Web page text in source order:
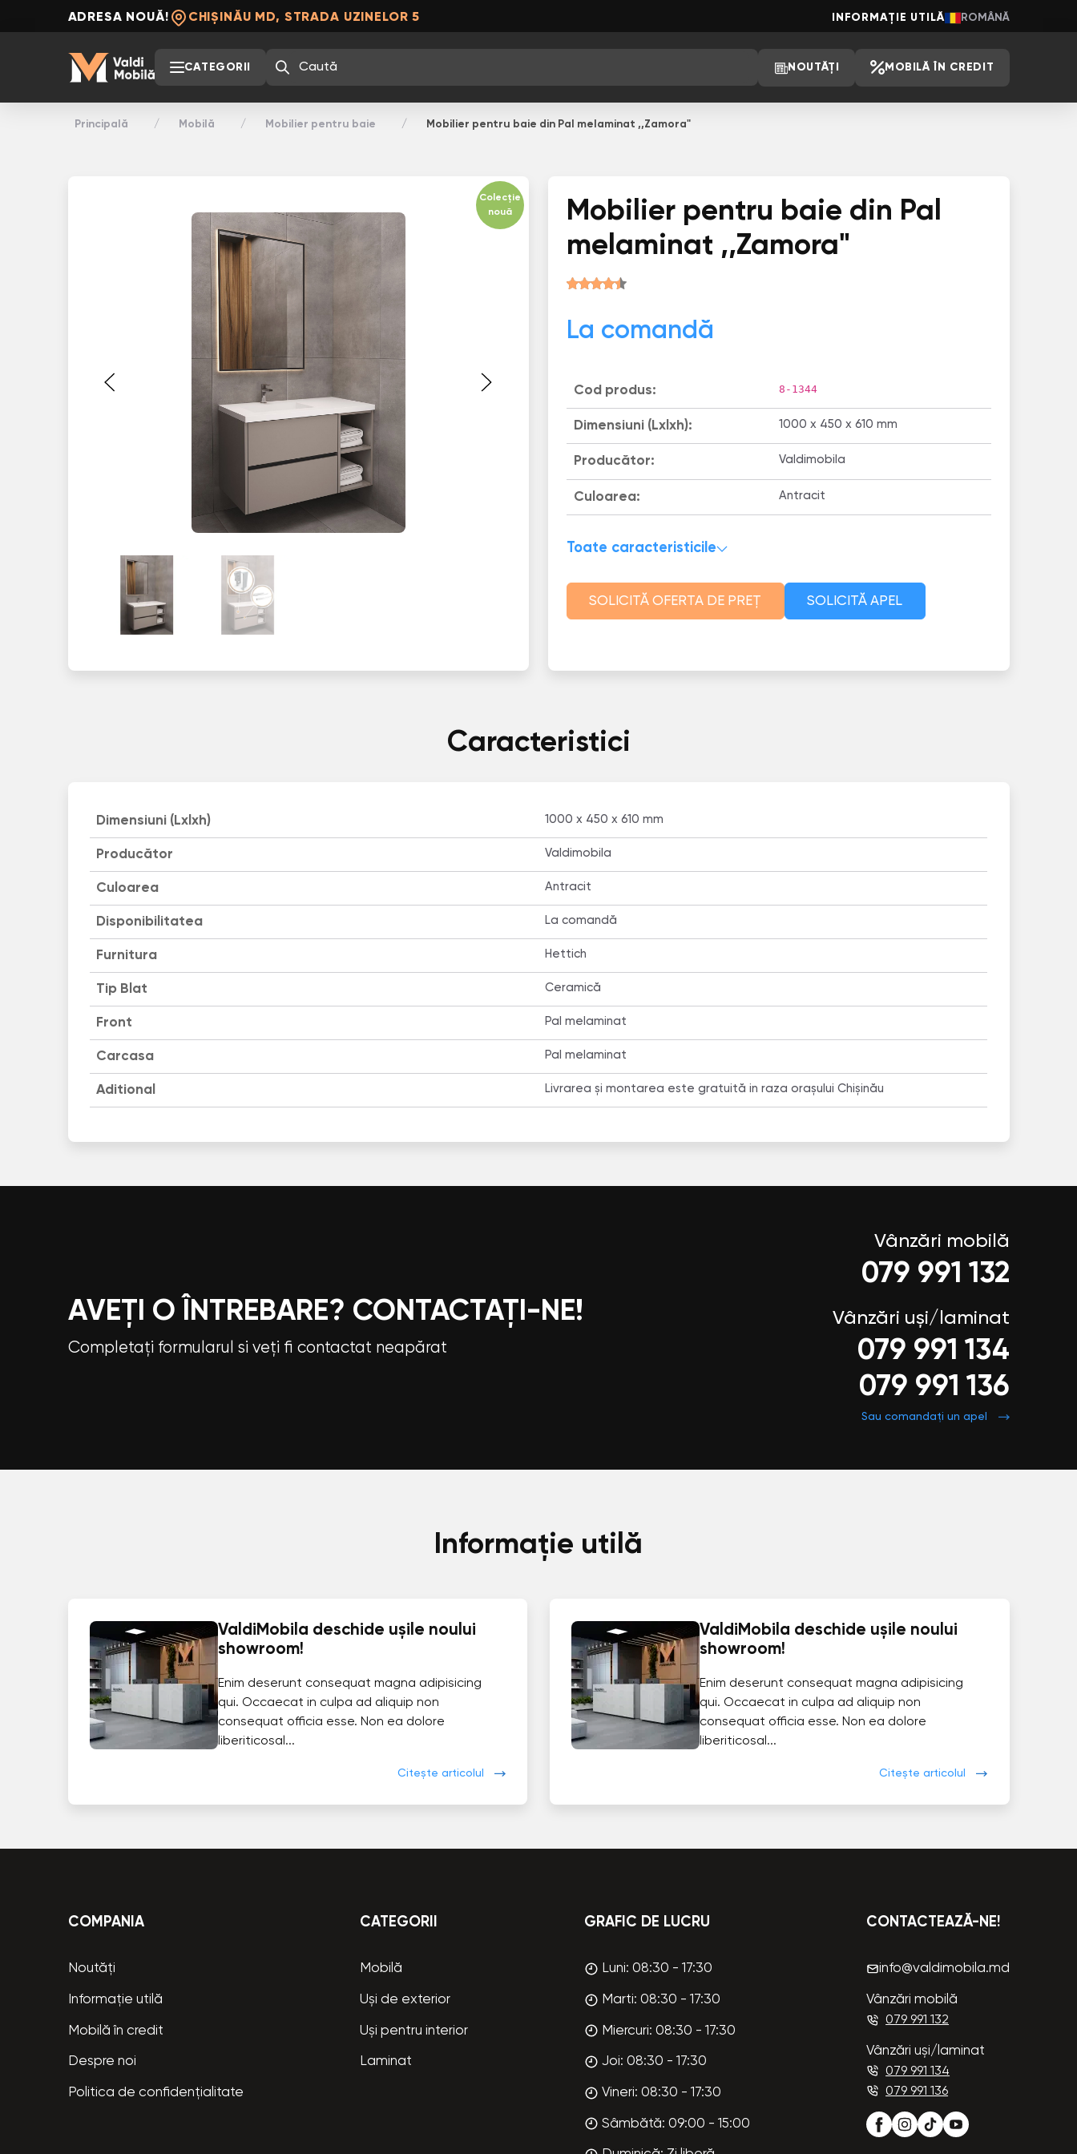
ADRESA NOUĂ! CHIȘINĂU MD, STRADA UZINELOR 5 INFORMAȚIE UTILĂ ROMÂNĂ
CATEGORII NOUTĂȚI MOBILĂ ÎN CREDIT
Principală Mobilă Mobilier pentru baie Mobilier pentru baie din Pal melaminat ,,Zamora"
Colecție
nouă
Mobilier pentru baie din Pal
melaminat ,,Zamora"
La comandă
Cod produs: 8-1344
Dimensiuni (Lxlxh): 1000 x 450 x 610 mm
Producător: Valdimobila
Culoarea: Antracit
Toate caracteristicile
SOLICITĂ OFERTA DE PREȚ SOLICITĂ APEL
Caracteristici
Dimensiuni (Lxlxh) 1000 x 450 x 610 mm
Producător Valdimobila
Culoarea Antracit
Disponibilitatea La comandă
Furnitura Hettich
Tip Blat Ceramică
Front Pal melaminat
Carcasa Pal melaminat
Aditional Livrarea și montarea este gratuită in raza orașului Chișinău
AVEȚI O ÎNTREBARE? CONTACTAȚI-NE!
Completați formularul si veți fi contactat neapărat
Vânzări mobilă
079 991 132
Vânzări uși/laminat
079 991 134
079 991 136
Sau comandați un apel
Informație utilă
ValdiMobila deschide ușile noului
showroom!
Enim deserunt consequat magna adipisicing
qui. Occaecat in culpa ad aliquip non
consequat officia esse. Non ea dolore
liberiticosal...
Citește articolul
ValdiMobila deschide ușile noului
showroom!
Enim deserunt consequat magna adipisicing
qui. Occaecat in culpa ad aliquip non
consequat officia esse. Non ea dolore
liberiticosal...
Citește articolul
COMPANIA
Noutăți
Informație utilă
Mobilă în credit
Despre noi
Politica de confidențialitate
CATEGORII
Mobilă
Uși de exterior
Uși pentru interior
Laminat
GRAFIC DE LUCRU
Luni: 08:30 - 17:30
Marti: 08:30 - 17:30
Miercuri: 08:30 - 17:30
Joi: 08:30 - 17:30
Vineri: 08:30 - 17:30
Sâmbătă: 09:00 - 15:00
CONTACTEAZĂ-NE!
info@valdimobila.md
Vânzări mobilă
079 991 132
Vânzări uși/laminat
079 991 134
079 991 136